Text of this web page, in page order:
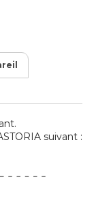
suivant :